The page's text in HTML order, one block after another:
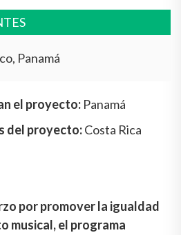
Panamá
el proyecto: Panamá
del proyecto:Costa Rica
por promover la igualdad
musical, el programa